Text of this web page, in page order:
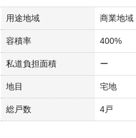
用途地域 商業地域
容積率 400%
私道負担面積 ー
地目 宅地
総戸数 4戸